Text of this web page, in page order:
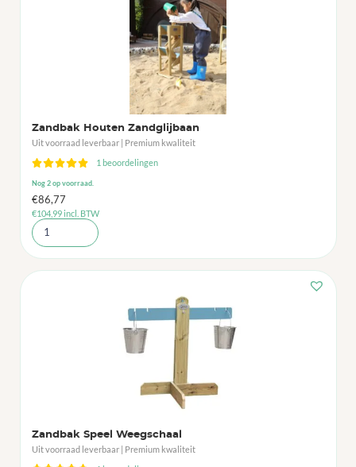
Zandbak Houten Zandglijbaan
Uit voorraad leverbaar | Premium kwaliteit
1 beoordelingen
Nog 2 op voorraad.
€86,77
€104,99incl. BTW
Zandbak Speel Weegschaal
Uit voorraad leverbaar | Premium kwaliteit